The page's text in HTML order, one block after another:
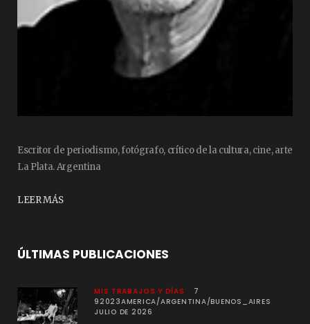
Escritor de periodismo, fotógrafo, crítico de la cultura, cine, arte
La Plata. Argentina
LEER MÁS
ÚLTIMAS PUBLICACIONES
MIS TRABAJOS Y DÍAS
7
92023AMERICA/ARGENTINA/BUENOS_AIRES
JULIO DE 2026